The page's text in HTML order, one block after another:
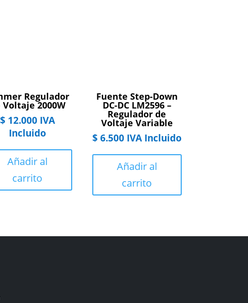
Regulador
Voltaje 2000W
$12.000 IVA
Incluido
Añadir al
carrito
Fuente Step-Down
DC-DC LM2596 –
Regulador de
Voltaje Variable
$6.500 IVA Incluido
Añadir al
carrito